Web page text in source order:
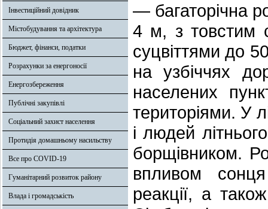
Інвестиційний довідник
Містобудування та архітектура
Бюджет, фінанси, податки
Розрахунки за енергоносії
Енергозбереження
Публічні закупівлі
Соціальний захист населення
Протидія домашньому насильству
Все про COVID-19
Гуманітарний розвиток району
Влада і громадськість
— багаторічна
4 м, з товстим
суцвіттями до
на узбіччях
населених
територіями. У
і людей
борщівником.
впливом
реакції, а